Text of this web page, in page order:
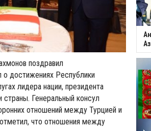
поздравил
достижениях Республики
лидера нации, президента
Генеральный консул
отношений между Турцией и
что отношения между